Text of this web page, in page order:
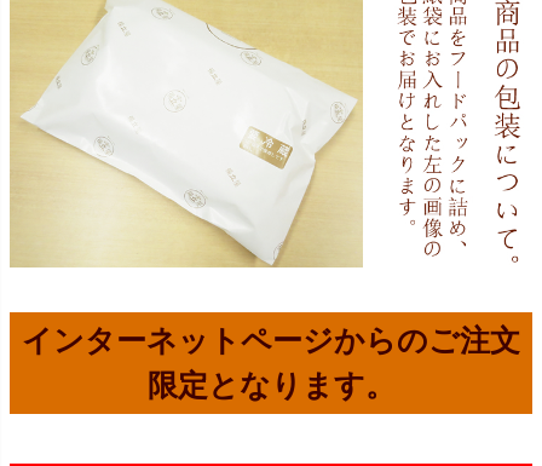
インターネットページからのご注文
限定となります。